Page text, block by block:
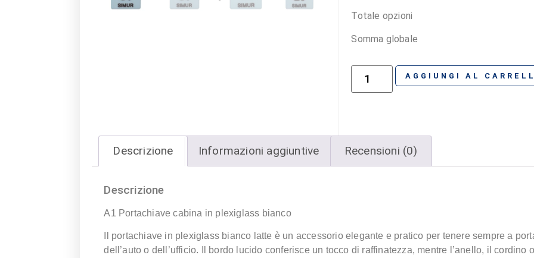
Totale opzioni
Somma globale
AGGIUNGI AL
Descrizione Informazioni aggiuntive Recensioni (0)
Descrizione
A1 Portachiave cabina in plexiglass bianco
Il portachiave in plexiglass bianco latte è un accessorio elegante e pratico per tenere sempre a
dell’auto o dell’ufficio. Il bordo lucido conferisce un tocco di raffinatezza, mentre l’anello, il cordino